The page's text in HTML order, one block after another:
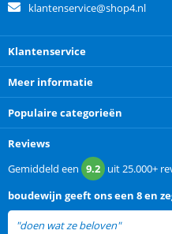
klantenservice@shop4.nl
Klantenservice
Meer informatie
Populaire categorieën
Reviews
Gemiddeld een 9.2 uit25.000+
boudewijn geeft ons een 8 en
"doen wat ze beloven"